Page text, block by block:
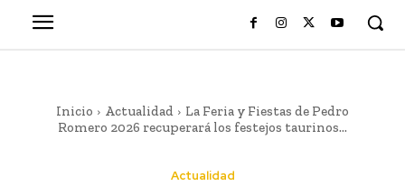
Inicio Actualidad
La Feria y Fiestas de Pedro
Romero 2026 recuperará los festejos taurinos...
Actualidad